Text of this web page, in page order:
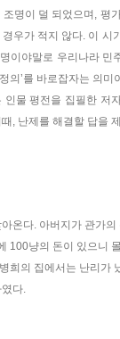
명이 덜 되었으며,
우가 적지 않다. 이
이야말로 우리나라
의’를 바로잡자는 의미
물 평전을 집필한
, 난제를 해결할 답을
온다. 아버지가 관가
100냥의 돈이 있으니
희의 집에서는 난리가
다.